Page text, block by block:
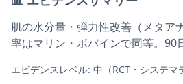
肌の水分量・弾力性改善（メタア
率はマリン・ボバインで同等。90
エビデンスレベル: 中（RCT・システマ